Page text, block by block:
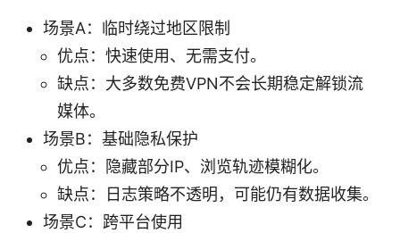
场景A：临时绕过地区限制
优点：快速使用、无需支付。
缺点：大多数免费VPN不会长期稳定解锁流
媒体。
场景B：基础隐私保护
优点：隐藏部分IP、浏览轨迹模糊化。
缺点：日志策略不透明，可能仍有数据收集。
场景C：跨平台使用